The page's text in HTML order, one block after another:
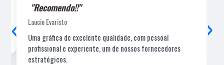
"Recomendo!!"
Laucio Evaristo
Uma gráfica de excelente qualidade, com pessoal
profissional e experiente, um de nossos fornecedores
estratégicos.
‹ ›